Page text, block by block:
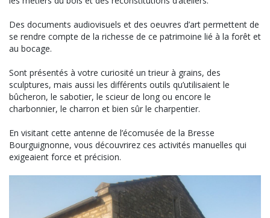
Des documents audiovisuels et des oeuvres d’art permettent de
se rendre compte de la richesse de ce patrimoine lié à la forêt et
au bocage.
Sont présentés à votre curiosité un trieur à grains, des
sculptures, mais aussi les différents outils qu’utilisaient le
bûcheron, le sabotier, le scieur de long ou encore le
charbonnier, le charron et bien sûr le charpentier.
En visitant cette antenne de l’écomusée de la Bresse
Bourguignonne, vous découvrirez ces activités manuelles qui
exigeaient force et précision.